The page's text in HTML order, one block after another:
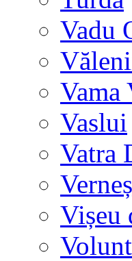
Vadu
Vama
Vaslui
Vatra
Vișeu